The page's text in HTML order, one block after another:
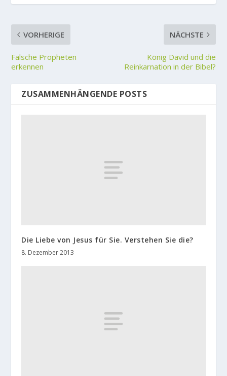
VORHERIGE
Falsche Propheten
erkennen
NÄCHSTE
König David und die
Reinkarnation in der Bibel?
ZUSAMMENHÄNGENDE POSTS
Die Liebe von Jesus für Sie. Verstehen Sie die?
8. Dezember 2013